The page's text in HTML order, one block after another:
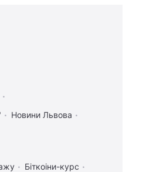
Новини Львова
Біткоіни-курс